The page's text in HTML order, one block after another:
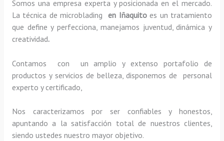
Somos una empresa experta y posicionada en el mercado.
La técnica de microblading en Iñaquito es un tratamiento
que define y perfecciona, manejamos juventud, dinámica y
creatividad.
Contamos con un amplio y extenso portafolio de
productos y servicios de belleza, disponemos de personal
experto y certificado,
Nos caracterizamos por ser confiables y honestos,
apuntando a la satisfacción total de nuestros clientes,
siendo ustedes nuestro mayor objetivo.